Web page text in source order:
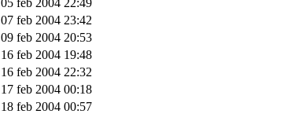
07 feb 2004 23:42
09 feb 2004 20:53
16 feb 2004 19:48
16 feb 2004 22:32
17 feb 2004 00:18
18 feb 2004 00:57